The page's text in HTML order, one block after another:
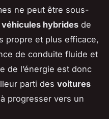
ne peut être sous-
véhicules hybrides de
propre et plus efficace,
de conduite fluide et
de l’énergie est donc
parti des voitures
progresser vers un